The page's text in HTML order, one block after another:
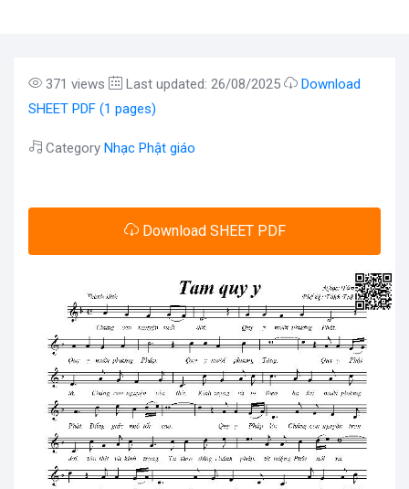
371 views Last updated: 26/08/2025
Download
SHEET PDF (1 pages)
Category Nhạc Phật giáo
Download SHEET PDF